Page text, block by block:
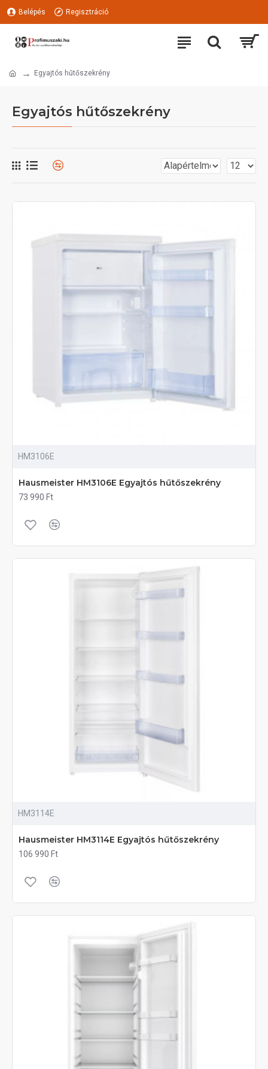
Belépés Regisztráció
Egyajtós hűtőszekrény
Egyajtós hűtőszekrény
HM3106E
Hausmeister HM3106E Egyajtós hűtőszekrény
73 990 Ft
HM3114E
Hausmeister HM3114E Egyajtós hűtőszekrény
106 990 Ft